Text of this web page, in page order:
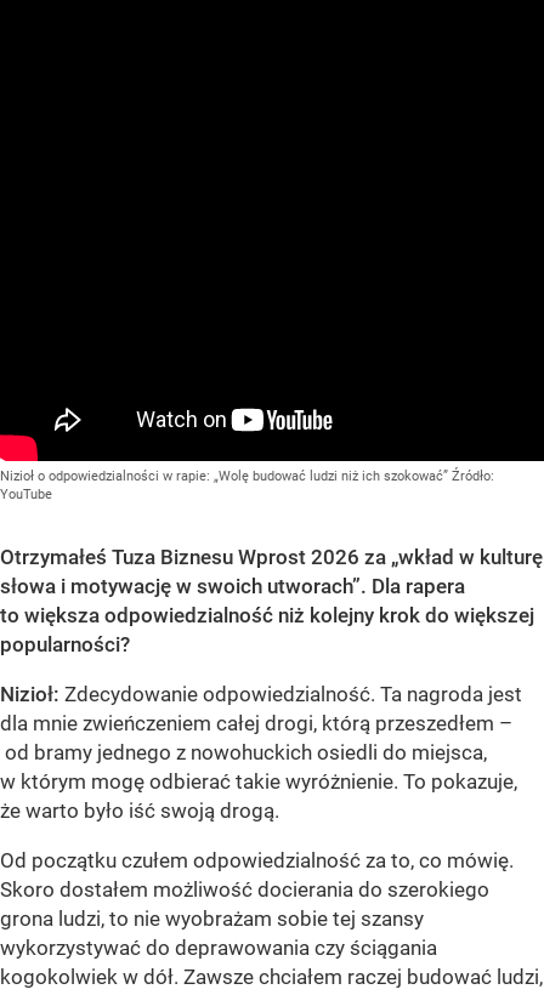
Nizioł o odpowiedzialności w rapie: „Wolę budować ludzi niż ich szokować” Źródło:
YouTube
Otrzymałeś Tuza Biznesu Wprost 2026 za „wkład w kulturę
słowa i motywację w swoich utworach”. Dla rapera
to większa odpowiedzialność niż kolejny krok do większej
popularności?
Nizioł: Zdecydowanie odpowiedzialność. Ta nagroda jest
dla mnie zwieńczeniem całej drogi, którą przeszedłem –
od bramy jednego z nowohuckich osiedli do miejsca,
w którym mogę odbierać takie wyróżnienie. To pokazuje,
że warto było iść swoją drogą.
Od początku czułem odpowiedzialność za to, co mówię.
Skoro dostałem możliwość docierania do szerokiego
grona ludzi, to nie wyobrażam sobie tej szansy
wykorzystywać do deprawowania czy ściągania
kogokolwiek w dół. Zawsze chciałem raczej budować ludzi,